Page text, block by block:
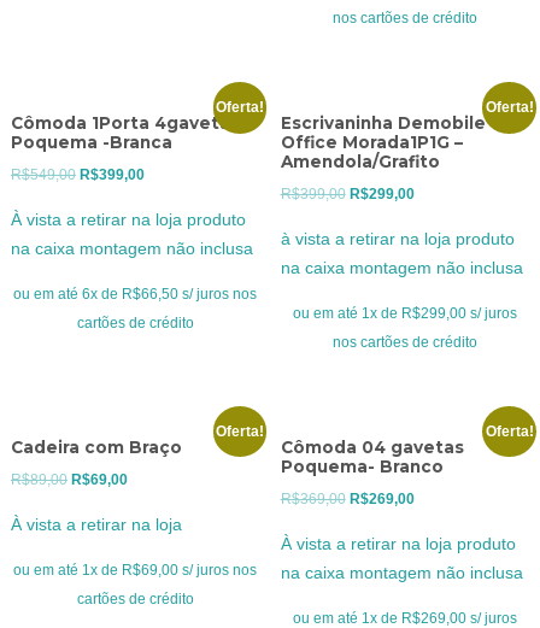
nos cartões de crédito
Oferta!
Cômoda 1Porta 4gavetas
Poquema -Branca
R$549,00 O
R$549,00.
R$399,00O
atual
R$399,00.
À vista a retirar na loja produto
na caixa montagem não inclusa
ou em até 6x de R$66,50 s/ juros nos
cartões de crédito
Oferta!
Escrivaninha Demobile
Office Morada1P1G –
Amendola/Grafito
R$399,00 O
R$399,00.
R$299,00O
atual
R$299,00.
à vista a retirar na loja produto
na caixa montagem não inclusa
ou em até 1x de R$299,00 s/ juros
nos cartões de crédito
Oferta!
Cadeira com Braço
R$89,00 O
original
era:
R$89,00.
R$69,00O
atual
é:
R$69,00.
À vista a retirar na loja
ou em até 1x de R$69,00 s/ juros nos
cartões de crédito
Oferta!
Cômoda 04 gavetas
Poquema- Branco
R$369,00 O
original
era:
R$369,00.
R$269,00O
atual
é:
R$269,00.
À vista a retirar na loja produto
na caixa montagem não inclusa
ou em até 1x de R$269,00 s/ juros